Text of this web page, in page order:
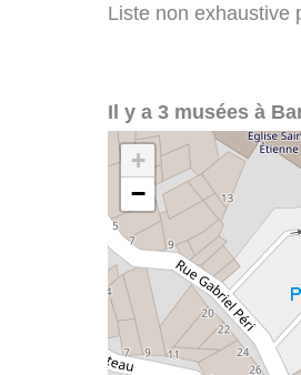
Liste non exhaustive
Il y a 3 musées à
+
−